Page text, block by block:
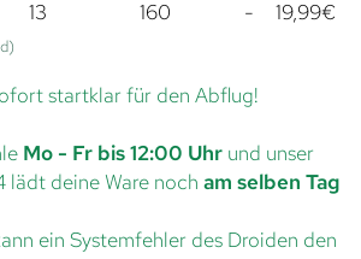
13 160 - 19,99€
startklar für den Abflug!
Mo - Fr bis 12:00 Uhr und unser
lädt deine Ware noch am selben Tag
ein Systemfehler des Droiden den